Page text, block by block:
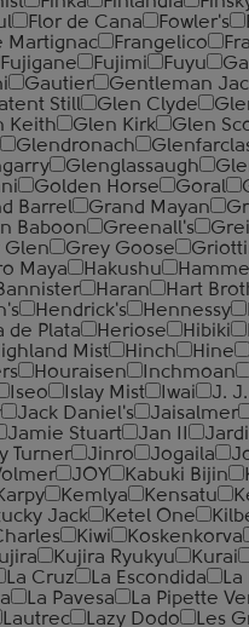
Flor de Cana Fowler's
Martignac Frangelico
Fujigane Fujimi Fuyu
Gautier Gentleman
Still Glen Clyde
Keith Glen Kirk Glen
Glendronach
Glenglassaugh
Golden Horse Goral
Barrel Grand Mayan
Baboon Greenall's
Glen Grey Goose
Maya Hakushu
Haran
Hart
Hendrick's Hennessy
de Plata Heriose Hibiki
Mist Hinch Hine
Houraisen Inchmoan
Iseo Islay Mist Iwai
J.
Jack Daniel's Jaisalmer
Jamie Stuart Jan II
Turner Jinro Jogaila
JOY Kabuki Bijin
Kemlya Kensatu
Jack Ketel One
Kiwi Koskenkorva
Kujira Ryukyu Kurai
La Cruz La Escondida
La Pavesa La Pipette
Lautrec Lazy Dodo
Les